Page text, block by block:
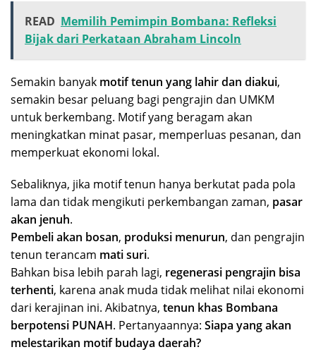
READ Memilih Pemimpin Bombana: Refleksi
Bijak dari Perkataan Abraham Lincoln
Semakin banyak motif tenun yang lahir dan diakui,
semakin besar peluang bagi pengrajin dan UMKM
untuk berkembang. Motif yang beragam akan
meningkatkan minat pasar, memperluas pesanan, dan
memperkuat ekonomi lokal.
Sebaliknya, jika motif tenun hanya berkutat pada pola
lama dan tidak mengikuti perkembangan zaman, pasar
akan jenuh.
Pembeli akan bosan, produksi menurun, dan pengrajin
tenun terancam mati suri.
Bahkan bisa lebih parah lagi, regenerasi pengrajin bisa
terhenti, karena anak muda tidak melihat nilai ekonomi
dari kerajinan ini. Akibatnya, tenun khas Bombana
berpotensi PUNAH. Pertanyaannya: Siapa yang akan
melestarikan motif budaya daerah?